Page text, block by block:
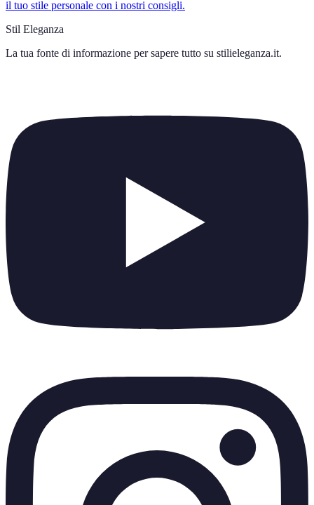
il tuo stile personale con i nostri consigli.
Stil Eleganza
La tua fonte di informazione per sapere tutto su stilieleganza.it.